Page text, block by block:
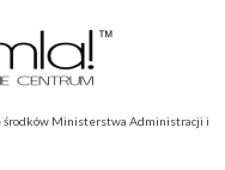
środków Ministerstwa Administracji i